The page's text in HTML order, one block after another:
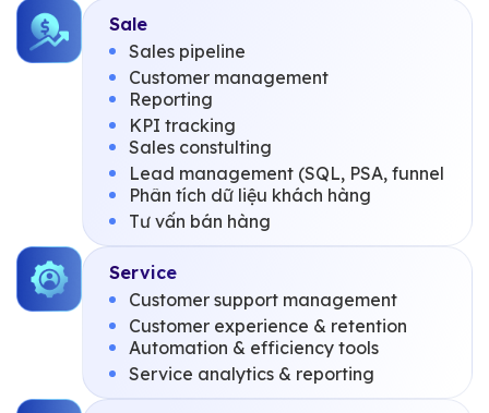
Sale
Sales pipeline
Customer management
Reporting
KPI tracking
Sales constulting
Lead management (SQL, PSA, funnel
Phân tích dữ liệu khách hàng
Tư vấn bán hàng
Service
Customer support management
Customer experience & retention
Automation & efficiency tools
Service analytics & reporting